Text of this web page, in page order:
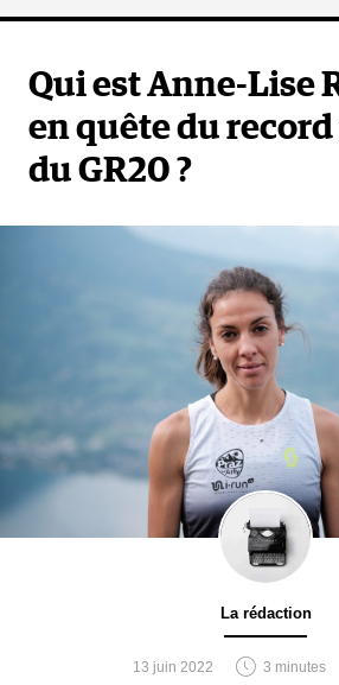
Qui est Anne-Lise
en quête du
du GR20 ?
La rédaction
13 juin 2022 3 minutes